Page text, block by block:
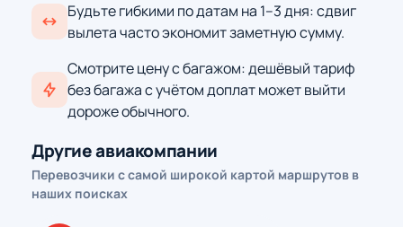
Будьте гибкими по датам на 1–3 дня: сдвиг
вылета часто экономит заметную сумму.
Смотрите цену с багажом: дешёвый тариф
без багажа с учётом доплат может выйти
дороже обычного.
Другие авиакомпании
Перевозчики с самой широкой картой маршрутов в
наших поисках